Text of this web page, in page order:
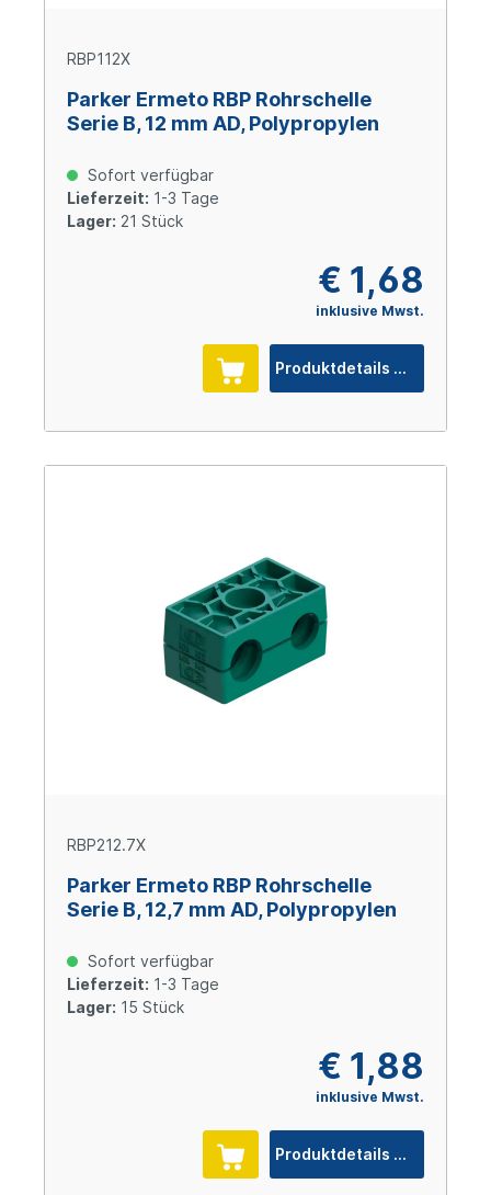
RBP112X
Parker Ermeto RBP Rohrschelle
Serie B, 12 mm AD, Polypropylen
Sofort verfügbar
Lieferzeit: 1-3 Tage
Lager: 21 Stück
€ 1,68
inklusive Mwst.
Produktdetails
RBP212.7X
Parker Ermeto RBP Rohrschelle
Serie B, 12,7 mm AD, Polypropylen
Sofort verfügbar
Lieferzeit: 1-3 Tage
Lager: 15 Stück
€ 1,88
inklusive Mwst.
Produktdetails